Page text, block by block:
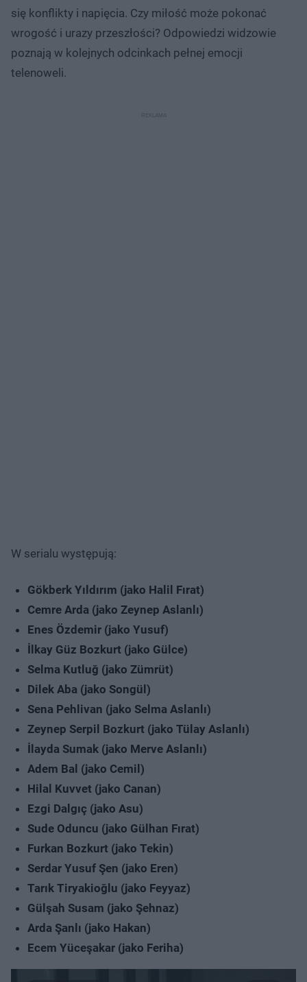
się konflikty i napięcia. Czy miłość może pokonać
wrogość i urazy przeszłości? Odpowiedzi widzowie
poznają w kolejnych odcinkach pełnej emocji
telenoweli.
W serialu występują:
Gökberk Yıldırım (jako Halil Fırat)
Cemre Arda (jako Zeynep Aslanlı)
Enes Özdemir (jako Yusuf)
İlkay Güz Bozkurt (jako Gülce)
Selma Kutluğ (jako Zümrüt)
Dilek Aba (jako Songül)
Sena Pehlivan (jako Selma Aslanlı)
Zeynep Serpil Bozkurt (jako Tülay Aslanlı)
İlayda Sumak (jako Merve Aslanlı)
Adem Bal (jako Cemil)
Hilal Kuvvet (jako Canan)
Ezgi Dalgıç (jako Asu)
Sude Oduncu (jako Gülhan Fırat)
Furkan Bozkurt (jako Tekin)
Serdar Yusuf Şen (jako Eren)
Tarık Tiryakioğlu (jako Feyyaz)
Gülşah Susam (jako Şehnaz)
Arda Şanlı (jako Hakan)
Ecem Yüceşakar (jako Feriha)